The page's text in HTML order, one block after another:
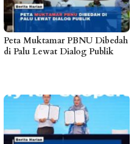
Peta Muktamar PBNU Dibedah
di Palu Lewat Dialog Publik